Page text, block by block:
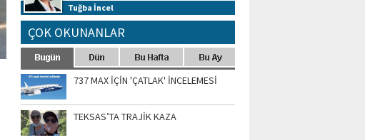
Tuğba İncel
ÇOK OKUNANLAR
737 MAX İÇİN 'ÇATLAK' İNCELEMESİ
TEKSAS’TA TRAJİK KAZA